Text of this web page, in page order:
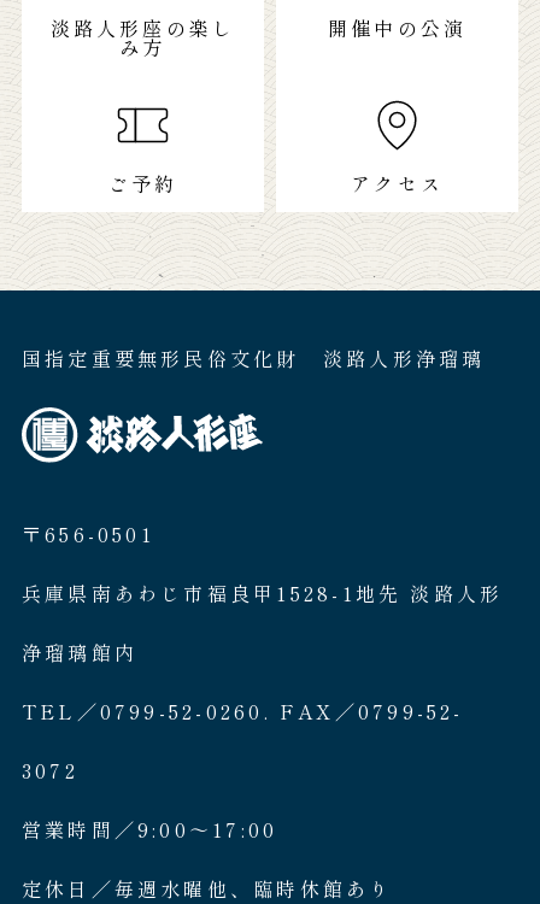
淡路人形座の楽し
み方
開催中の公演
ご予約 アクセス
国指定重要無形民俗文化財 淡路人形浄瑠璃
〒656-0501
兵庫県南あわじ市福良甲1528-1地先 淡路人形
浄瑠璃館内
TEL／0799-52-0260. FAX／0799-52-
3072
営業時間／9:00〜17:00
定休日／毎週水曜他、臨時休館あり